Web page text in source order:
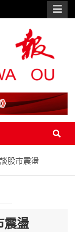
股市震盪
震盪